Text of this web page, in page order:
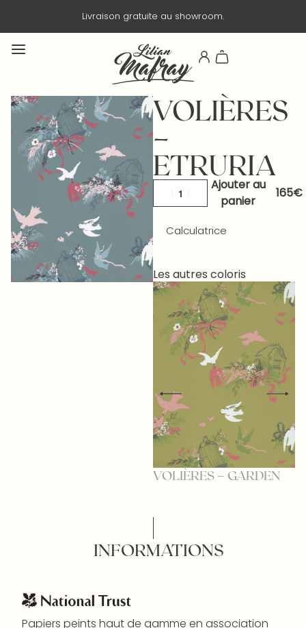
Livraison en 3 jours ouvrés.
VOLIÈRES
–
ETRURIA
Ajouter au
panier
Calculatrice
Les autres coloris
VOLIÈRES – GARDEN
INFORMATIONS
Papiers peints haut de gamme en association